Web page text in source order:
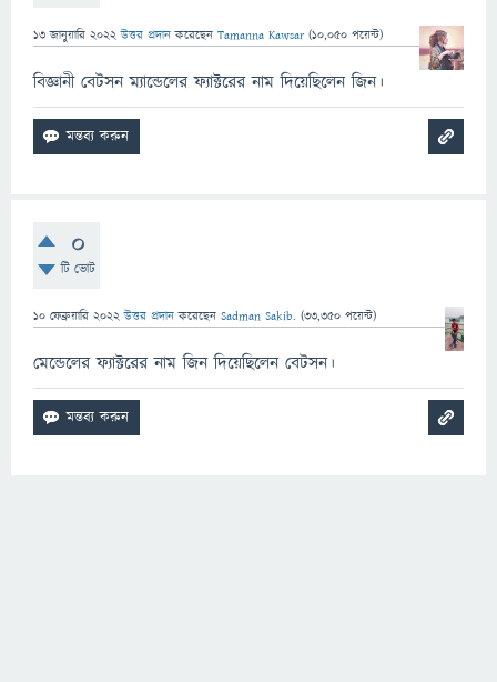
13 জানুয়ারি 2022 উত্তর প্রদান করেছেন Tamanna Kawsar (10,050 পয়েন্ট)
বিজ্ঞানী বেটসন ম্যান্ডেলের ফ্যাক্টরের নাম দিয়েছিলেন জিন।
0
টি ভোট
10 ফেব্রুয়ারি 2022 উত্তর প্রদান করেছেন Sadman Sakib. (33,350 পয়েন্ট)
মেন্ডেলের ফ্যাক্টরের নাম জিন দিয়েছিলেন বেটসন।